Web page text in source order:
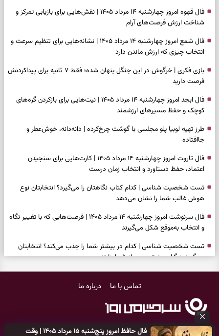
فال حافظ امروز پنج‌شنبه ۱۵ مرداد ۱۴۰۵ | وقت
فال قهوه امروز چهارشنبه ۱۴ مرداد ۱۴۰۵ | نقش‌هایی برای بازیابی تمرکز و
شناخت ارزش فرصت‌های آرام
فال شمع امروز چهارشنبه ۱۴ مرداد ۱۴۰۵ | نشانه‌هایی برای تنظیم سرعت و
انتخاب چیزی که ارزش ماندن دارد
بازی فکری | خرگوش در این جنگل پنهان شده؛ فقط ۷ ثانیه برای پیداکردنش
فرصت دارید
فال ابجد امروز چهارشنبه ۱۴ مرداد ۱۴۰۵ | نیت‌هایی برای بازکردن گره‌های
کوچک و حفظ مسیرهای ارزشمند
طرز تهیه لوبیا پلو مجلسی با گوشت چرخ‌کرده | دانه‌دانه، خوش‌عطر و
جاافتاده
فال تاروت امروز چهارشنبه ۱۴ مرداد ۱۴۰۵ | کارت‌هایی برای سنجیدن
اعتماد، حفظ دستاورد و انتخاب زمان درست
تست شخصیت شناسی | کدام کتاب نگاهتان را می‌گیرد؟ انتخابتان نوع
هوش غالب شما را نشان می‌دهد
فال سرنوشت امروز چهارشنبه ۱۴ مرداد ۱۴۰۵ | فرصت‌هایی که با تغییر نگاه
و انتخاب به‌موقع شکل می‌گیرند
تست شخصیت شناسی | کدام در بیشتر شما را جذب می‌کند؟ انتخابتان
می‌گوید دیگران چه تصویری از شما دارند
ساده و آرام‌کردن شلوغی ذهن
برای پیدا کردن کار این دعای حضرت موسی(ع) را بخوانید؛ دعایی که پس از
آن راه کار و زندگی باز شد
تماس با ما درباره ما